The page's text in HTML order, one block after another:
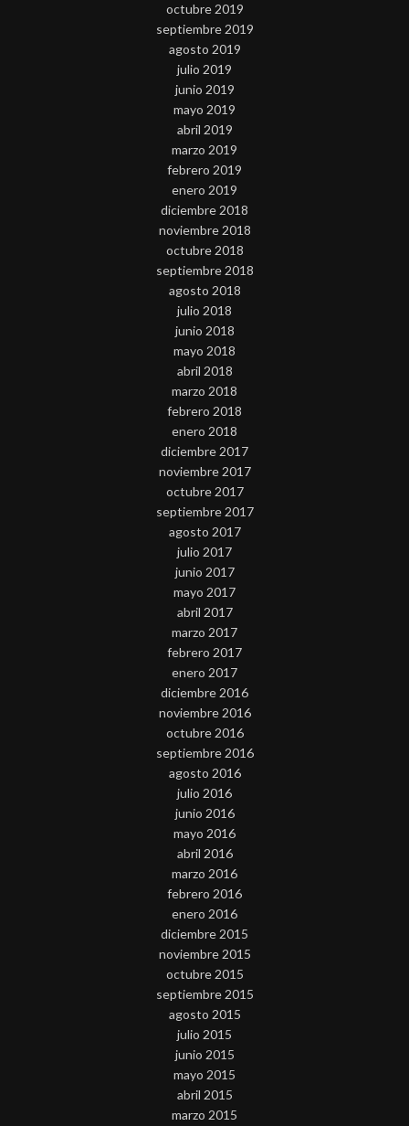
octubre 2019
septiembre 2019
agosto 2019
julio 2019
junio 2019
mayo 2019
abril 2019
marzo 2019
febrero 2019
enero 2019
diciembre 2018
noviembre 2018
octubre 2018
septiembre 2018
agosto 2018
julio 2018
junio 2018
mayo 2018
abril 2018
marzo 2018
febrero 2018
enero 2018
diciembre 2017
noviembre 2017
octubre 2017
septiembre 2017
agosto 2017
julio 2017
junio 2017
mayo 2017
abril 2017
marzo 2017
febrero 2017
enero 2017
diciembre 2016
noviembre 2016
octubre 2016
septiembre 2016
agosto 2016
julio 2016
junio 2016
mayo 2016
abril 2016
marzo 2016
febrero 2016
enero 2016
diciembre 2015
noviembre 2015
octubre 2015
septiembre 2015
agosto 2015
julio 2015
junio 2015
mayo 2015
abril 2015
marzo 2015